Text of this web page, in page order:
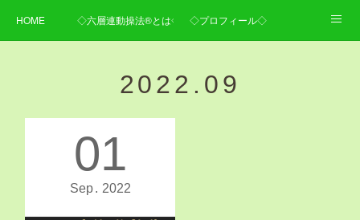
HOME ◇六層連動操法®とは◇ ◇プロフィール◇
2022 . 09
01
Sep 2022